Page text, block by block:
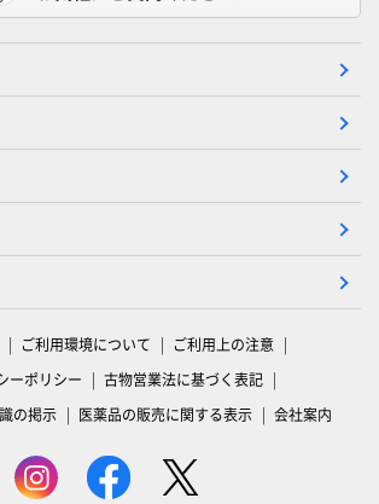
ご利用環境について
ご利用上の注意
ーポリシー
古物営業法に基づく表記
の掲示
医薬品の販売に関する表示 会社案内